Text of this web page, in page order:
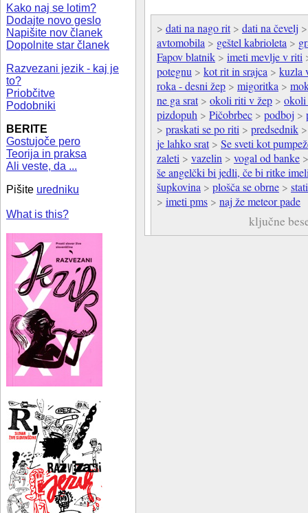
Kako naj se lotim?
Dodajte novo geslo
Napišite nov članek
Dopolnite star članek
Razvezani jezik - kaj je
to?
Priobčitve
Podobniki
BERITE
Gostujoče pero
Teorija in praksa
Ali veste, da ...
Pišite uredniku
What is this?
> dati na nago rit> dati na čevelj
avtomobila > geštel kabrioleta >
Fapov blatnik > imeti mevlje v riti
potegnu > kot rit in srajca > kuzla
roka - desni žep > migoritka >
ne ga srat> okoli riti v žep > okoli
pizdopuh > Pičobrbec > podboj >
> praskati se po riti > predsednik
je lahko srat> Se sveti kot
zaleti > vazelin > vogal od banke
še angelčki bi jedli, če bi ritke
šupkovina > plošča se obrne > stati
> imeti pms > naj že meteor pade
ključne